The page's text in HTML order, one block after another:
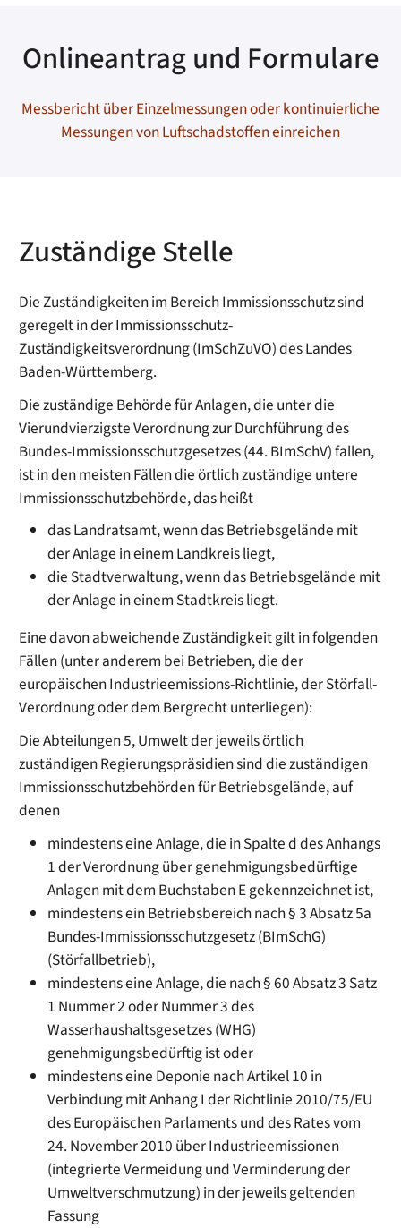
Onlineantrag und Formulare
Messbericht über Einzelmessungen oder kontinuierliche
Messungen von Luftschadstoffen einreichen
Zuständige Stelle
Die Zuständigkeiten im Bereich Immissionsschutz sind
geregelt in der Immissionsschutz-
Zuständigkeitsverordnung (ImSchZuVO) des Landes
Baden-Württemberg.
Die zuständige Behörde für Anlagen, die unter die
Vierundvierzigste Verordnung zur Durchführung des
Bundes-Immissionsschutzgesetzes (44. BImSchV) fallen,
ist in den meisten Fällen die örtlich zuständige untere
Immissionsschutzbehörde, das heißt
das Landratsamt, wenn das Betriebsgelände mit
der Anlage in einem Landkreis liegt,
die Stadtverwaltung, wenn das Betriebsgelände mit
der Anlage in einem Stadtkreis liegt.
Eine davon abweichende Zuständigkeit gilt in folgenden
Fällen (unter anderem bei Betrieben, die der
europäischen Industrieemissions-Richtlinie, der Störfall-
Verordnung oder dem Bergrecht unterliegen):
Die Abteilungen 5, Umwelt der jeweils örtlich
zuständigen Regierungspräsidien sind die zuständigen
Immissionsschutzbehörden für Betriebsgelände, auf
denen
mindestens eine Anlage, die in Spalte d des Anhangs
1 der Verordnung über genehmigungsbedürftige
Anlagen mit dem Buchstaben E gekennzeichnet ist,
mindestens ein Betriebsbereich nach § 3 Absatz 5a
Bundes-Immissionsschutzgesetz (BImSchG)
(Störfallbetrieb),
mindestens eine Anlage, die nach § 60 Absatz 3 Satz
1 Nummer 2 oder Nummer 3 des
Wasserhaushaltsgesetzes (WHG)
genehmigungsbedürftig ist oder
mindestens eine Deponie nach Artikel 10 in
Verbindung mit Anhang I der Richtlinie 2010/75/EU
des Europäischen Parlaments und des Rates vom
24. November 2010 über Industrieemissionen
(integrierte Vermeidung und Verminderung der
Umweltverschmutzung) in der jeweils geltenden
Fassung